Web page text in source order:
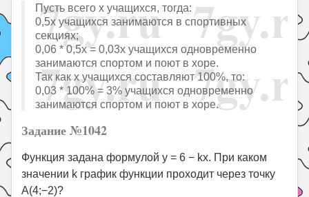
Пусть всего x учащихся, тогда:
0,5x учащихся занимаются в спортивных
секциях;
0,06 * 0,5x = 0,03x учащихся одновременно
занимаются спортом и поют в хоре.
Так как x учащихся составляют 100%, то:
0,03 * 100% = 3% учащихся одновременно
занимаются спортом и поют в хоре.
Задание №1042
Функция задана формулой y = 6 − kx. При каком
значении k график функции проходит через точку
A(4;−2)?